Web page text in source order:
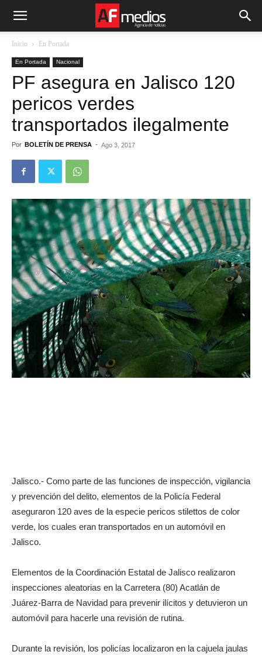
Inicio En Portada
En Portada Nacional
PF asegura en Jalisco 120
pericos verdes
transportados ilegalmente
Por BOLETÍN DE PRENSA - Ago 3, 2017
Jalisco.- Como parte de las funciones de inspección, vigilancia
y prevención del delito, elementos de la Policía Federal
aseguraron 120 aves de la especie pericos stilettos de color
verde, los cuales eran transportados en un automóvil en
Jalisco.
Elementos de la Coordinación Estatal de Jalisco realizaron
inspecciones aleatorias en la Carretera (80) Acatlán de
Juárez-Barra de Navidad para prevenir ilícitos y detuvieron un
automóvil para hacerle una revisión de rutina.
Durante la revisión, los policías localizaron en la cajuela jaulas